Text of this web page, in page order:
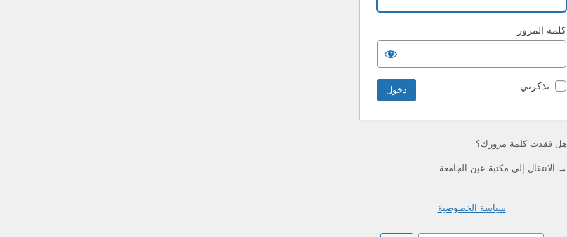
كلمة المرور
تذكرني
هل فقدت كلمة مرورك؟
→ الانتقال إلى مكتبة عين الجامعة
سياسة الخصوصية